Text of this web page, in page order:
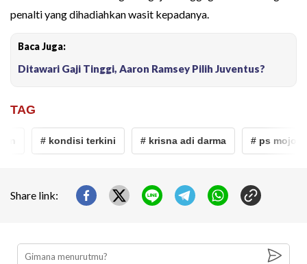
penalti yang dihadiahkan wasit kepadanya.
Baca Juga:
Ditawari Gaji Tinggi, Aaron Ramsey Pilih Juventus?
TAG
# kondisi terkini # krisna adi darma # ps
Share link: